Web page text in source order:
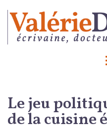
contenu
Le jeu
de la cuisine